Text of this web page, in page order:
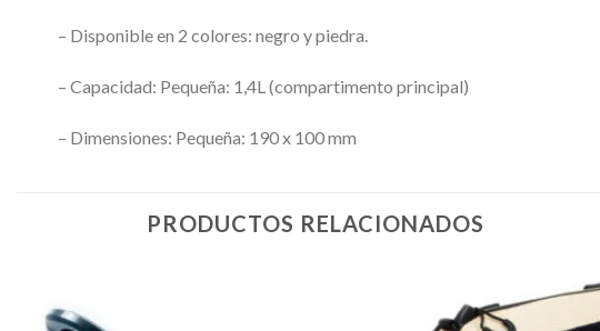
– Disponible en 2 colores: negro y piedra.
– Capacidad: Pequeña: 1,4L (compartimento principal)
– Dimensiones: Pequeña: 190 x 100 mm
PRODUCTOS RELACIONADOS